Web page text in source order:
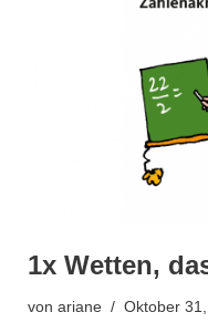
1x Wetten,
von ariane Oktober